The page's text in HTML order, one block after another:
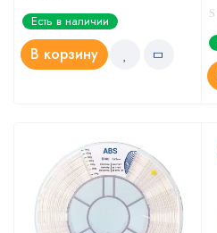
Есть в наличии
В корзину